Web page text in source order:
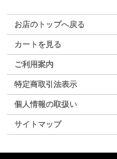
お店のトップへ戻る
カートを見る
ご利用案内
特定商取引法表示
個人情報の取扱い
サイトマップ